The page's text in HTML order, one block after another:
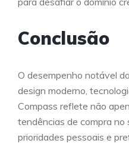
Conclusão
O desempenho notável
design moderno,
Compass reflete não
tendências de compra no
prioridades pessoais e